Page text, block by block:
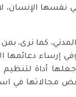
الإنسان،
كما نرى،
دعائمها
أداة
مجالاتها في